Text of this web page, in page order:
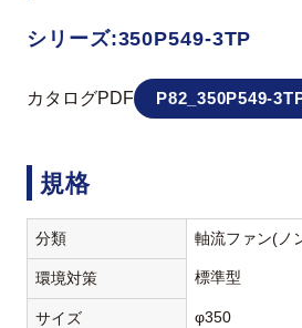
シリーズ:350P549-3TP
カタログPDF P82_350P549-
規格
分類 軸流ファン(ノ
環境対策 標準型
サイズ φ350